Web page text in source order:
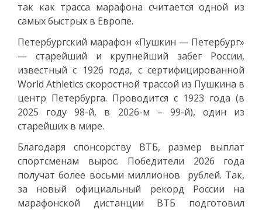
так как трасса марафона считается одной из
самых быстрых в Европе.
Петербургский марафон «Пушкин — Петербург»
— старейший и крупнейший забег России,
известный с 1926 года, с сертифицированной
World Athletics скоростной трассой из Пушкина в
центр Петербурга. Проводится с 1923 года (в
2025 году 98-й, в 2026-м – 99-й), один из
старейших в мире.
Благодаря спонсорству ВТБ, размер выплат
спортсменам вырос. Победители 2026 года
получат более восьми миллионов рублей. Так,
за новый официальный рекорд России на
марафонской дистанции ВТБ подготовил